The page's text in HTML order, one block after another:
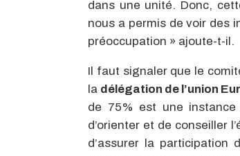
dans une unité. Donc,
nous a permis de voir des
préoccupation » ajoute-t-il.
Il faut signaler que le
la délégation de l’union
de 75% est une instance
d’orienter et de conseiller
d’assurer la